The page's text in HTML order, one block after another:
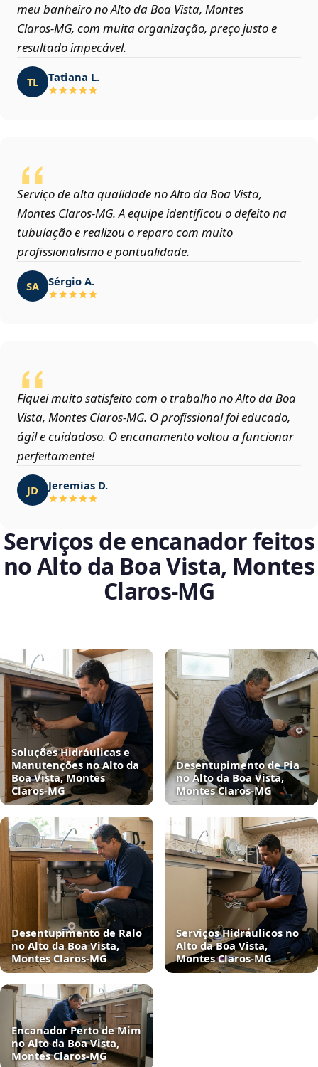
meu banheiro no Alto da Boa Vista, Montes
Claros‑MG, com muita organização, preço justo e
resultado impecável.
TL Tatiana L.
Serviço de alta qualidade no Alto da Boa Vista,
Montes Claros‑MG. A equipe identificou o defeito na
tubulação e realizou o reparo com muito
profissionalismo e pontualidade.
SA Sérgio A.
Fiquei muito satisfeito com o trabalho no Alto da Boa
Vista, Montes Claros‑MG. O profissional foi educado,
ágil e cuidadoso. O encanamento voltou a funcionar
perfeitamente!
JD Jeremias D.
Serviços de encanador feitos
no Alto da Boa Vista, Montes
Claros‑MG
Soluções Hidráulicas e
Manutenções no Alto da
Boa Vista, Montes
Claros‑MG
Desentupimento de Pia
no Alto da Boa Vista,
Montes Claros‑MG
Desentupimento de Ralo
no Alto da Boa Vista,
Montes Claros‑MG
Serviços Hidráulicos no
Alto da Boa Vista,
Montes Claros‑MG
Encanador Perto de Mim
no Alto da Boa Vista,
Montes Claros‑MG